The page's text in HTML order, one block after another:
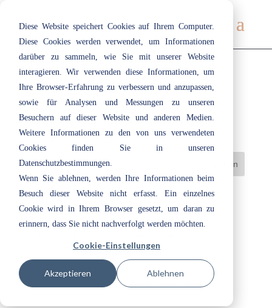
Diese Website speichert Cookies auf Ihrem Computer.
Diese Cookies werden verwendet, um Informationen
darüber zu sammeln, wie Sie mit unserer Website
interagieren. Wir verwenden diese Informationen, um
Ihre Browser-Erfahrung zu verbessern und anzupassen,
sowie für Analysen und Messungen zu unseren
Besuchern auf dieser Website und anderen Medien.
Weitere Informationen zu den von uns verwendeten
Cookies finden Sie in unseren
Datenschutzbestimmungen.
Wenn Sie ablehnen, werden Ihre Informationen beim
Besuch dieser Website nicht erfasst. Ein einzelnes
Cookie wird in Ihrem Browser gesetzt, um daran zu
erinnern, dass Sie nicht nachverfolgt werden möchten.
Cookie-Einstellungen
Akzeptieren Ablehnen
005 | Violet
Juli 19, 2019 Lila
Herzlich willkommen bei ecotec: Unsere Azubis 2026
„Cloud Dancer“: Eine Farbe, die Raum lässt
Das besondere Wohlfühlambiente auf Schloss Irmelshausen